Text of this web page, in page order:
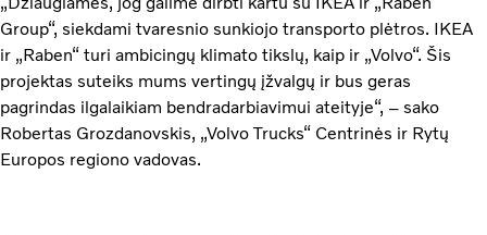
Group“, siekdami tvaresnio sunkiojo transporto plėtros. IKEA
ir „Raben“ turi ambicingų klimato tikslų, kaip ir „Volvo“. Šis
projektas suteiks mums vertingų įžvalgų ir bus geras
pagrindas ilgalaikiam bendradarbiavimui ateityje“, – sako
Robertas Grozdanovskis, „Volvo Trucks“ Centrinės ir Rytų
Europos regiono vadovas.